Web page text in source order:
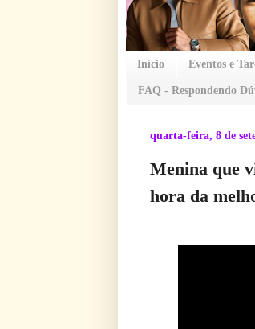
Início Eventos e
FAQ - Respondendo
quarta-feira, 8 de
Menina que
hora da